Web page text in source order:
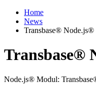
Home
News
Transbase® Node.js®
Transbase®
Node.js® Modul: